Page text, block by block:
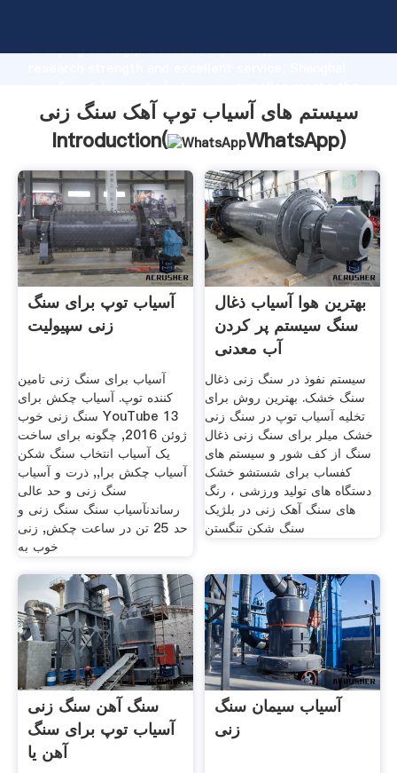
Grasping strong production capability, advanced
value and bring values to all of customers.
سیستم های آسیاب توپ آهک سنگ زنی
Introduction(
WhatsApp)
آسیاب توپ برای سنگ
زنی سپیولیت
آسیاب برای سنگ زنی تامین
کننده توپ. آسیاب چکش برای
سنگ زنی خوب YouTube 13
ژوئن 2016, چگونه برای ساخت
یک آسیاب انتخاب سنگ شکن
آسیاب چکش برا,, ذرت و آسیاب
سنگ زنی و حد عالی
رساندنآسیاب سنگ سنگ زنی و
حد 25 تن در ساعت چکش, زنی
خوب به
بهترین هوا آسیاب ذغال
سنگ سیستم پر کردن
آب معدنی
سیستم نفوذ در سنگ زنی ذغال
سنگ خشک. بهترین روش برای
تخلیه آسیاب توپ در سنگ زنی
خشک میلر برای سنگ زنی ذغال
سنگ از کف شور و سیستم های
کفساب برای شستشو خشک
دستگاه های تولید ورزشی ، رنگ
های سنگ آهک زنی در بلژیک
سنگ شکن تنگستن
سنگ آهن سنگ زنی
آسیاب توپ برای سنگ
آهن یا
آسیاب سیمان سنگ
زنی